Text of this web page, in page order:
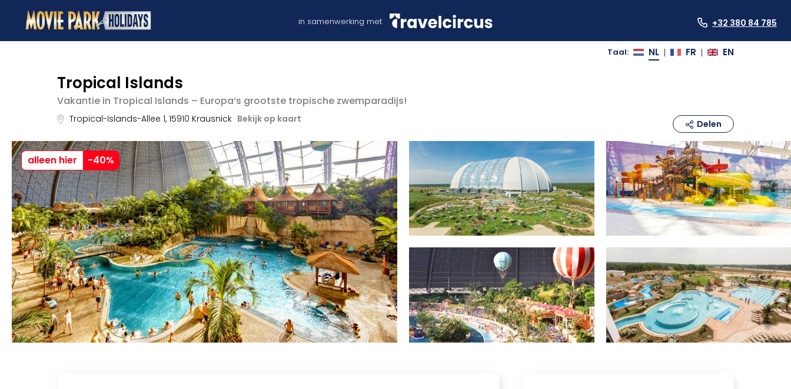
in samenwerking met +32 380 84 785
Taal: NL FR EN
Tropical Islands
Vakantie in Tropical Islands – Europa‘s grootste tropische zwemparadijs!
Tropical-Islands-Allee 1, 15910 Krausnick Bekijk op kaart Delen
alleen hier -40%